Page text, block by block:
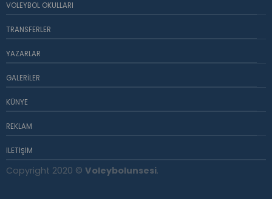
VOLEYBOL OKULLARI
TRANSFERLER
YAZARLAR
GALERILER
KÜNYE
REKLAM
İLETIŞIM
Copyright 2020 © Voleybolunsesi.